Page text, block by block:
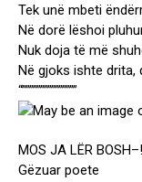
Tek unë mbeti
Në dorë lëshoi
Nuk doja të më
Në gjoks ishte drita,
“”””””””””””””””
MOS JA LËR
Gëzuar poete